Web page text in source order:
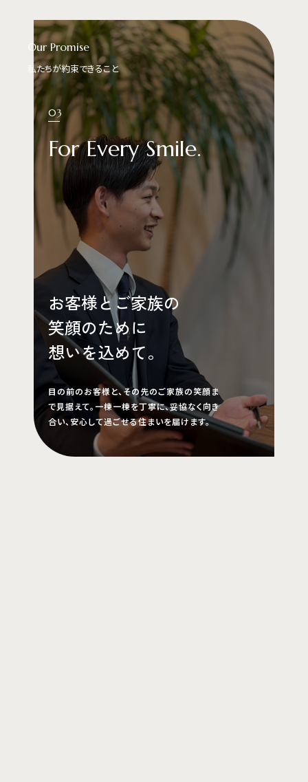
Our Promise
私たちが約束できること
03
For Every Smile.
お客様とご家族の
笑顔のために
想いを込めて。
目の前のお客様と、その先のご家族の笑顔ま
で見据えて。一棟一棟を丁寧に、妥協なく向き
合い、安心して過ごせる住まいを届けます。